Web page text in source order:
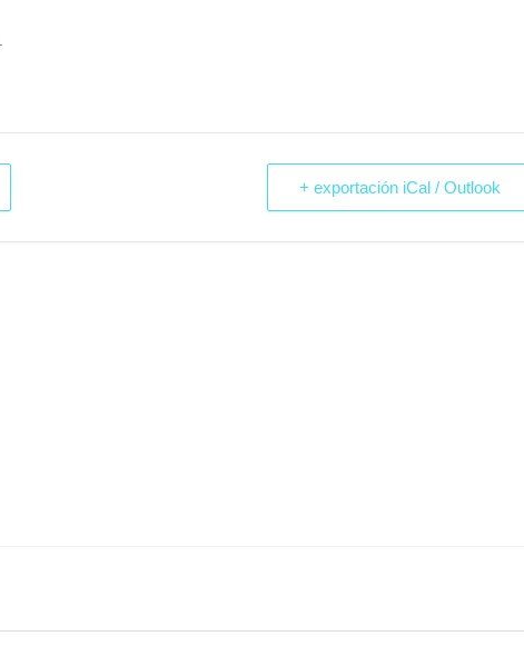
+ exportación iCal / Outlook